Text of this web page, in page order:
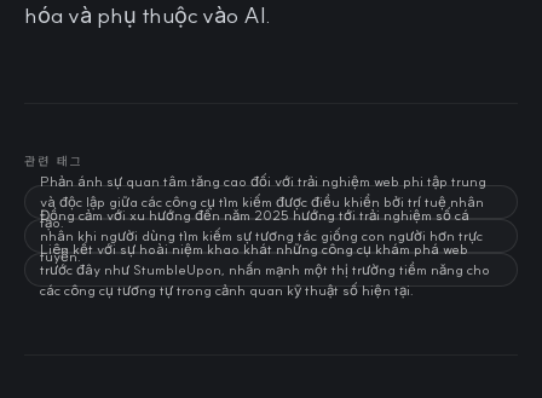
hóa và phụ thuộc vào AI.
관련 태그
Phản ánh sự quan tâm tăng cao đối với trải nghiệm web phi tập trung
và độc lập giữa các công cụ tìm kiếm được điều khiển bởi trí tuệ nhân
tạo.
Đồng cảm với xu hướng đến năm 2025 hướng tới trải nghiệm số cá
nhân khi người dùng tìm kiếm sự tương tác giống con người hơn trực
tuyến.
Liên kết với sự hoài niệm khao khát những công cụ khám phá web
trước đây như StumbleUpon, nhấn mạnh một thị trường tiềm năng cho
các công cụ tương tự trong cảnh quan kỹ thuật số hiện tại.